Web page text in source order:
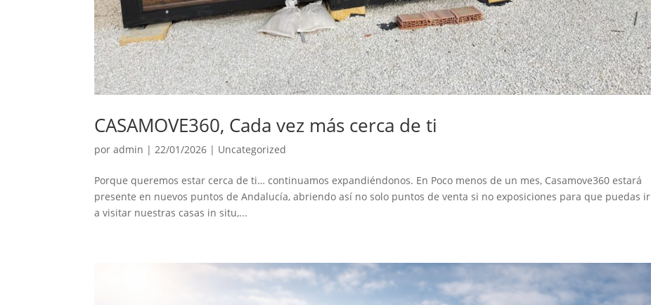
CASAMOVE360, Cada vez más cerca de ti
poradmin |22/01/2026 | Uncategorized
Porque queremos estar cerca de ti… continuamos expandiéndonos. En Poco menos de un mes, Casamove360 estará
presente en nuevos puntos de Andalucía, abriendo así no solo puntos de venta si no exposiciones para que puedas ir
a visitar nuestras casas in situ,...